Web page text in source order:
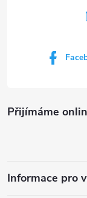
Přijímáme
Informace pro